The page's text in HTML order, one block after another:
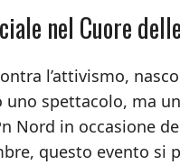
nel Cuore
l’attivismo,
uno spettacolo, ma
Nord in occasione
questo evento